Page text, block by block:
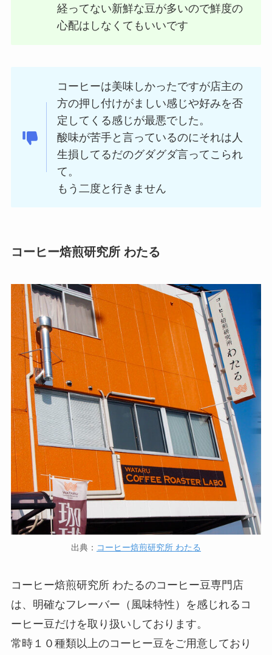
経ってない新鮮な豆が多いので鮮度の
心配はしなくてもいいです
コーヒーは美味しかったですが店主の
方の押し付けがましい感じや好みを否
定してくる感じが最悪でした。
酸味が苦手と言っているのにそれは人
生損してるだのグダグダ言ってこられ
て。
もう二度と行きません
コーヒー焙煎研究所 わたる
出典： コーヒー焙煎研究所 わたる
コーヒー焙煎研究所 わたるのコーヒー豆専門店
は、明確なフレーバー（風味特性）を感じれるコ
ーヒー豆だけを取り扱いしております。
常時１０種類以上のコーヒー豆をご用意しており